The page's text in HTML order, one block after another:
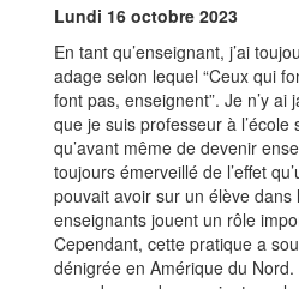
Lundi 16 octobre 2023
En tant qu’enseignant, j’ai
adage selon lequel “Ceux qui
font pas, enseignent”. Je n’y ai
que je suis professeur à
qu’avant même de devenir
toujours émerveillé de l’effet
pouvait avoir sur un élève dans
enseignants jouent un rôle
Cependant, cette pratique a
dénigrée en Amérique du